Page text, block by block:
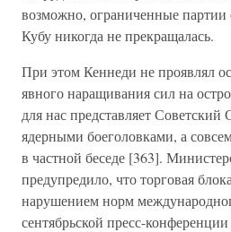
возможно, ограниченные партии
Кубу никогда не прекращалась.
При этом Кеннеди не проявлял
явного наращивания сил на
для нас представляет Советский
ядерными боеголовками, а
в частной беседе [363].
предупредило, что торговая
нарушением норм
сентябрьской пресс-